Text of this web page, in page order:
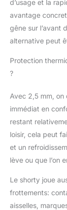
d’usage et la
avantage
gêne sur l’avant
alternative peut
Protection
?
Avec 2,5 mm,
immédiat en
restant
loisir, cela peut
et un
lève ou que l’on
Le shorty joue
frottements:
aisselles,